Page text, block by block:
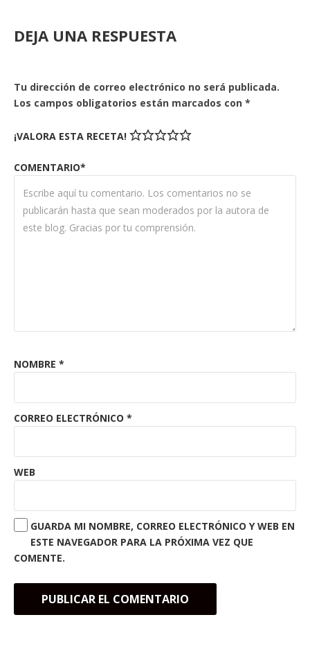
DEJA UNA RESPUESTA
Tu dirección de correo electrónico no será publicada.
Los campos obligatorios están marcados con *
¡VALORA ESTA RECETA!
COMENTARIO*
NOMBRE *
CORREO ELECTRÓNICO *
WEB
GUARDA MI NOMBRE, CORREO ELECTRÓNICO Y WEB EN
ESTE NAVEGADOR PARA LA PRÓXIMA VEZ QUE
COMENTE.